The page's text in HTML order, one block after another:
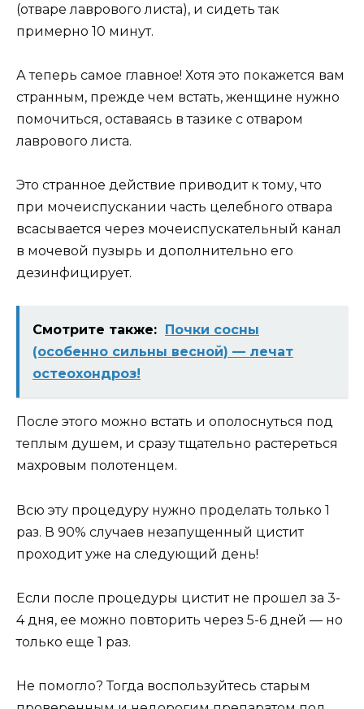
(отваре лаврового листа), и сидеть так
примерно 10 минут.
А теперь самое главное! Хотя это покажется вам
странным, прежде чем встать, женщине нужно
помочиться, оставаясь в тазике с отваром
лаврового листа.
Это странное действие приводит к тому, что
при мочеиспускании часть целебного отвара
всасывается через мочеиспускательный канал
в мочевой пузырь и дополнительно его
дезинфицирует.
Смотрите также:
Почки сосны
(особенно сильны весной) — лечат
остеохондроз!
После этого можно встать и ополоснуться под
теплым душем, и сразу тщательно растереться
махровым полотенцем.
Всю эту процедуру нужно проделать только 1
раз. В 90% случаев незапущенный цистит
проходит уже на следующий день!
Если после процедуры цистит не прошел за 3-
4 дня, ее можно повторить через 5-6 дней — но
только еще 1 раз.
Не помогло? Тогда воспользуйтесь старым